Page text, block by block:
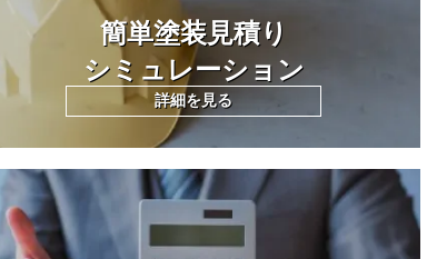
簡単塗装見積り
シミュレーション
詳細を見る